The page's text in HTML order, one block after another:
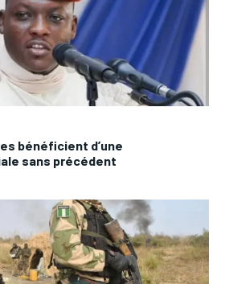
bénéficient d’une
sans précédent